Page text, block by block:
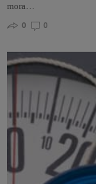
mora…
0
0